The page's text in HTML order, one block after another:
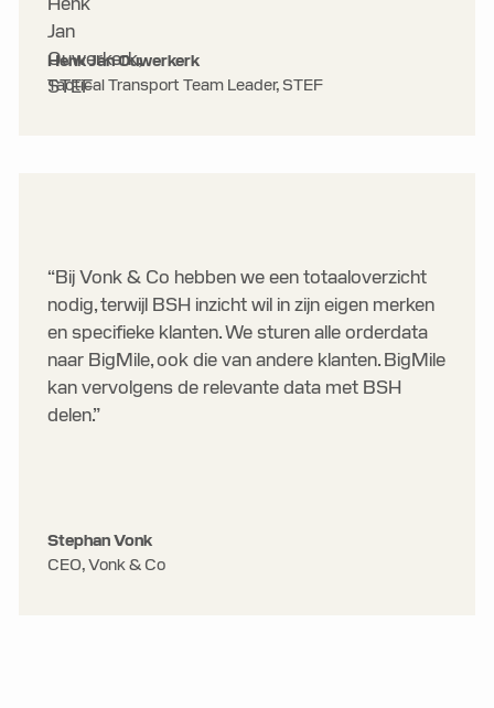
Henk Jan Ouwerkerk
Tactical Transport Team Leader, STEF
“Bij Vonk & Co hebben we een totaaloverzicht
nodig, terwijl BSH inzicht wil in zijn eigen merken
en specifieke klanten. We sturen alle orderdata
naar BigMile, ook die van andere klanten. BigMile
kan vervolgens de relevante data met BSH
delen.”
Stephan Vonk
CEO, Vonk & Co